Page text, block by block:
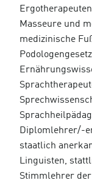
Masseure und
medizinische
Diplomlehrer/-
staatlich
Linguisten,
Stimmlehrer